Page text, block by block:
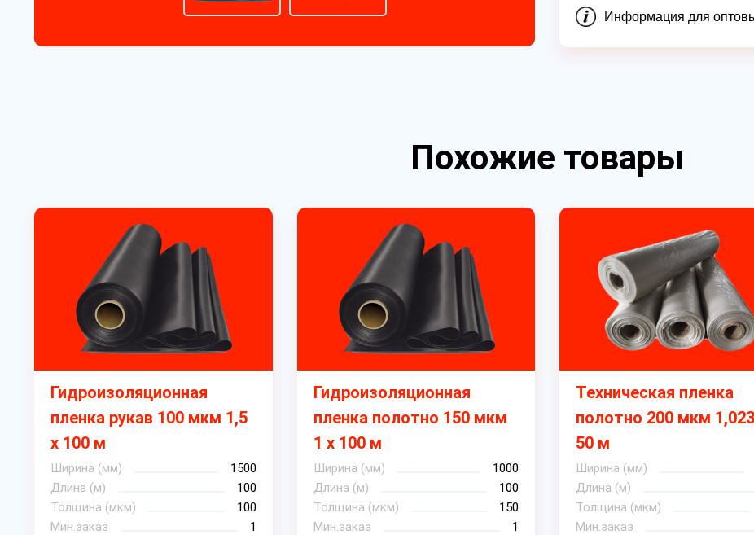
Информация для
Похожие товары
Гидроизоляционная
пленка рукав 100 мкм 1,5
х 100 м
Ширина (мм)
1500
Длина (м)
100
Толщина (мкм)
100
Мин.заказ
1
Гидроизоляционная
пленка полотно 150 мкм
1 х 100 м
Ширина (мм)
1000
Длина (м)
100
Толщина (мкм)
150
Мин.заказ
1
Техническая пленка
полотно 200 мкм
50 м
Ширина (мм)
Длина (м)
Толщина (мкм)
Мин.заказ